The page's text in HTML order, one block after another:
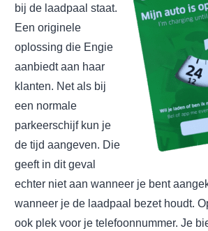
bij de laadpaal staat.
Een originele
oplossing die Engie
aanbiedt aan haar
klanten. Net als bij
een normale
parkeerschijf kun je
de tijd aangeven. Die
geeft in dit geval
echter niet aan wanneer je bent
wanneer je de laadpaal bezet houdt.
ook plek voor je telefoonnummer. Je